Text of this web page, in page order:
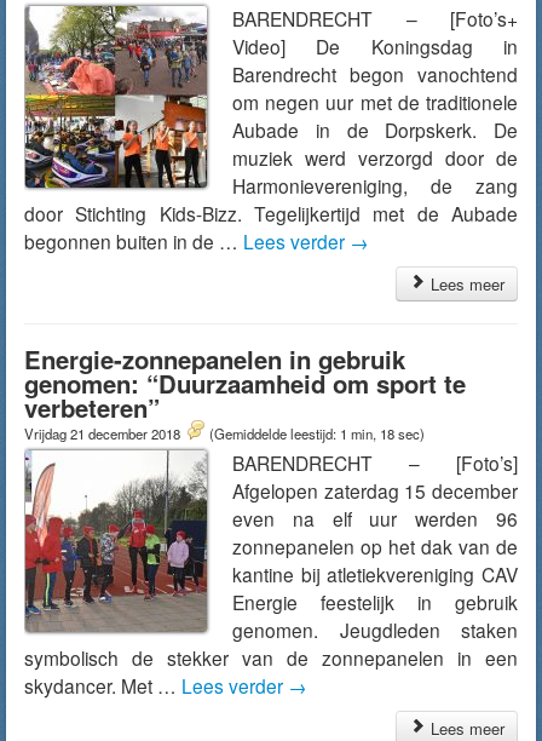
BARENDRECHT – [Foto’s+
Video] De Koningsdag in
Barendrecht begon vanochtend
om negen uur met de traditionele
Aubade in de Dorpskerk. De
muziek werd verzorgd door de
Harmonievereniging, de zang
door Stichting Kids-Bizz. Tegelijkertijd met de Aubade
begonnen buiten in de … Lees verder →
Lees meer
Energie-zonnepanelen in gebruik
genomen: “Duurzaamheid om sport te
verbeteren”
Vrijdag 21 december 2018 (Gemiddelde leestijd: 1 min, 18 sec)
BARENDRECHT – [Foto’s]
Afgelopen zaterdag 15 december
even na elf uur werden 96
zonnepanelen op het dak van de
kantine bij atletiekvereniging CAV
Energie feestelijk in gebruik
genomen. Jeugdleden staken
symbolisch de stekker van de zonnepanelen in een
skydancer. Met … Lees verder →
Lees meer